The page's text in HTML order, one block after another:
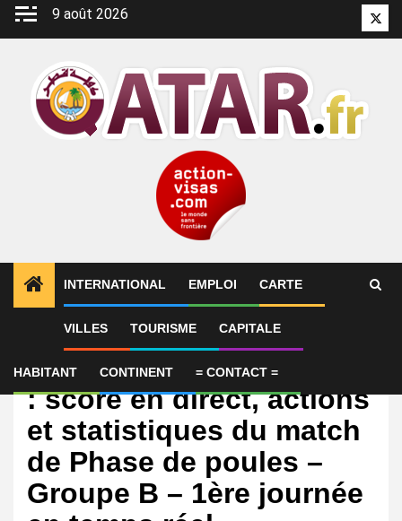
Aller
9 août 2026
INTERNATIONAL EMPLOI CARTE
VILLES TOURISME CAPITALE
HABITANT CONTINENT = CONTACT =
International
Qatar (Coupe du monde)
: score en direct, actions
et statistiques du match
de Phase de poules –
Groupe B – 1ère journée